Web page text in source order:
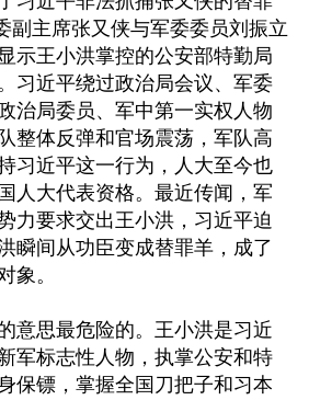
副主席张又侠与军委委员刘振立
示王小洪掌控的公安部特勤局
习近平绕过政治局会议、军委
治局委员、军中第一实权人物
整体反弹和官场震荡，军队高
习近平这一行为，人大至今也
人大代表资格。最近传闻，军
力要求交出王小洪，习近平迫
瞬间从功臣变成替罪羊，成了
象。
意思最危险的。王小洪是习近
军标志性人物，执掌公安和特
保镖，掌握全国刀把子和习本